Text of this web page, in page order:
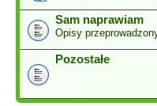
Sam naprawiam
Opisy
Pozostałe